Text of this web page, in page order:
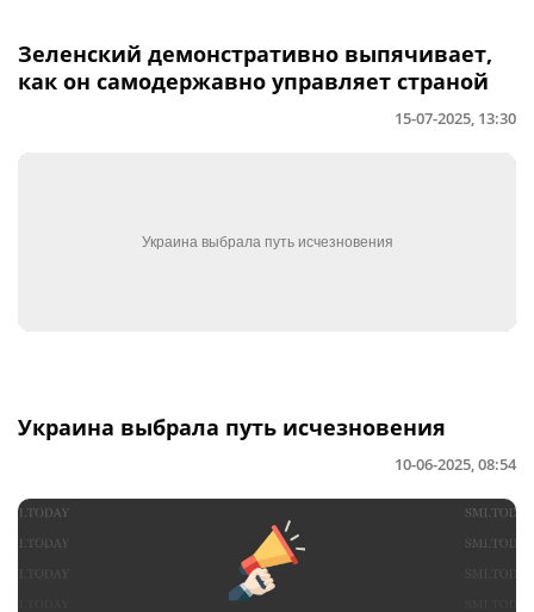
Зеленский демонстративно выпячивает,
как он самодержавно управляет страной
15-07-2025, 13:30
Украина выбрала путь исчезновения
10-06-2025, 08:54